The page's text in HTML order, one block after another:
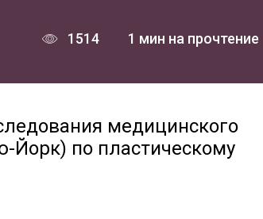
1514 1 мин на прочтение
медицинского
Йорк) по пластическому